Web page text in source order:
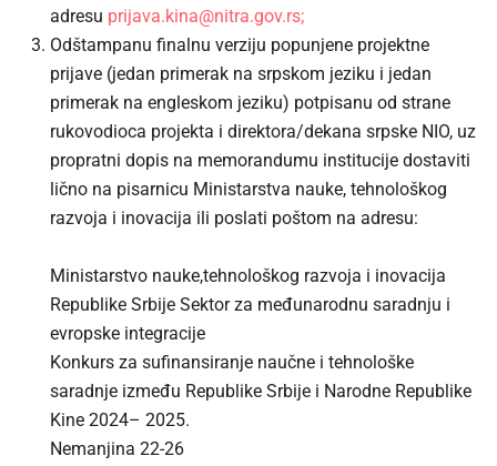
adresu prijava.kina@nitra.gov.rs;
Odštampanu finalnu verziju popunjene projektne
prijave (jedan primerak na srpskom jeziku i jedan
primerak na engleskom jeziku) potpisanu od strane
rukovodioca projekta i direktora/dekana srpske NIO, uz
propratni dopis na memorandumu institucije dostaviti
lično na pisarnicu Ministarstva nauke, tehnološkog
razvoja i inovacija ili poslati poštom na adresu:
Ministarstvo nauke,tehnološkog razvoja i inovacija
Republike Srbije Sektor za međunarodnu saradnju i
evropske integracije
Konkurs za sufinansiranje naučne i tehnološke
saradnje između Republike Srbije i Narodne Republike
Kine 2024– 2025.
Nemanjina 22-26